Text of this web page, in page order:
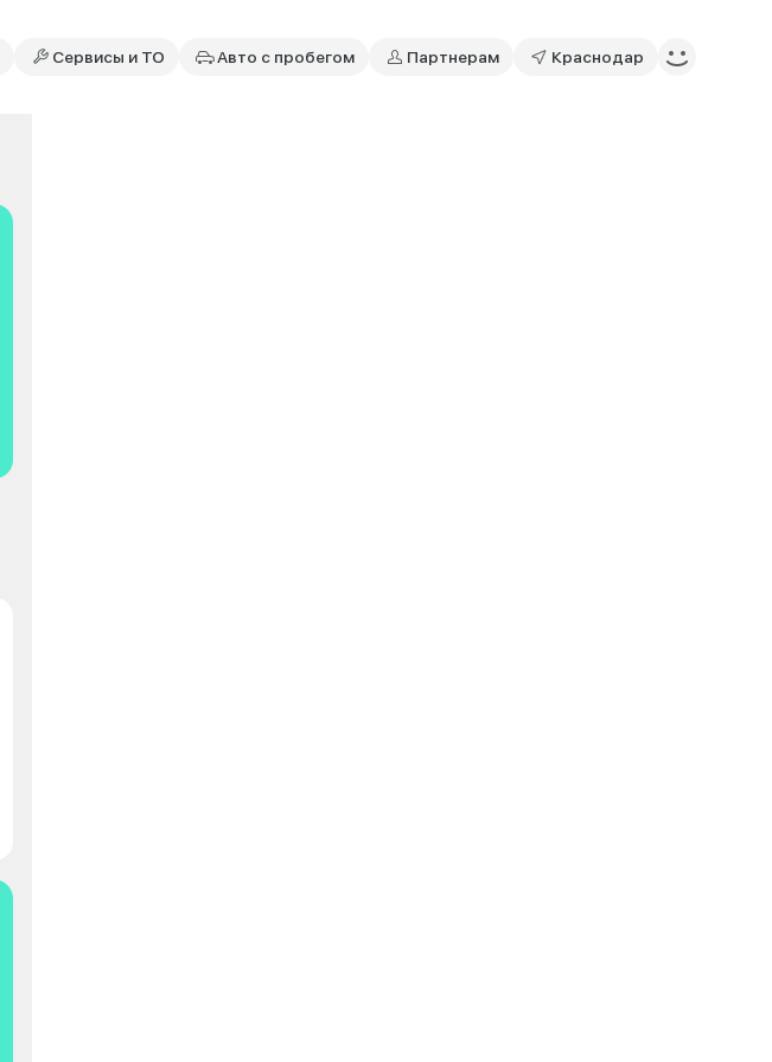
Сервисы и ТО Авто с пробегом Партнерам Краснодар